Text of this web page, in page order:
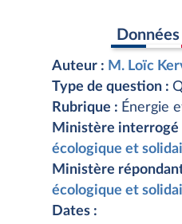
Auteur : M. Loïc
Type de question :
Rubrique : Énergie
Ministère interrogé
écologique et
Ministère
écologique et
Dates :